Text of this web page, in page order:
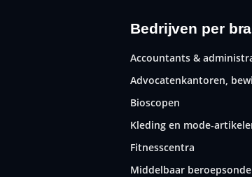
Bedrijven per
Accountants &
Advocatenkantoren,
Bioscopen
Kleding en mode-
Fitnesscentra
Middelbaar